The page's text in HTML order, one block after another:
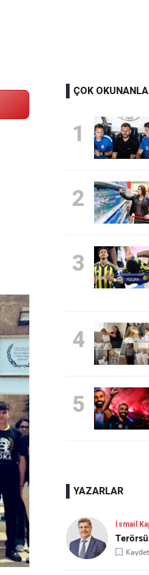
ÇOK
1
2
3
4
5
YAZARLAR
İsmail
Kaydet